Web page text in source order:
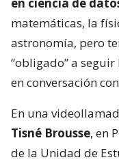
en ciencia de
matemáticas, la
astronomía, pero
“obligado” a
en conversación
En una
Tisné Brousse, en
de la Unidad de